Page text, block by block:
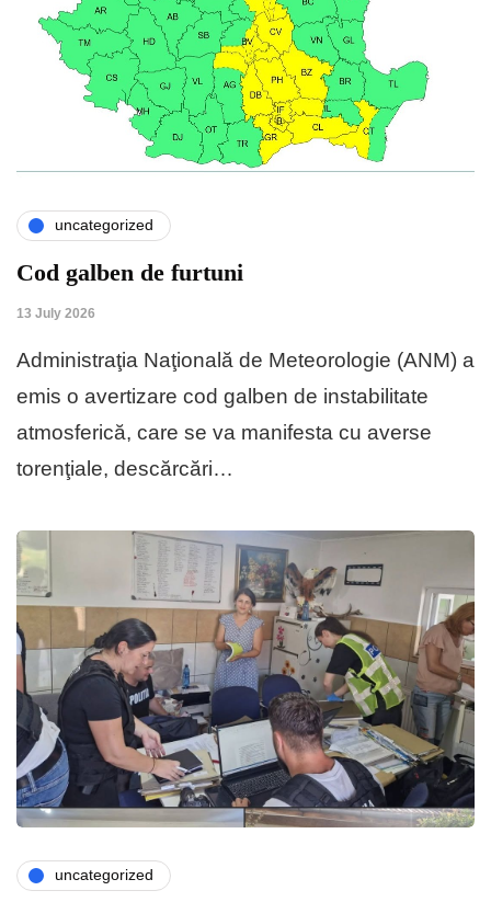
uncategorized
Cod galben de furtuni
13 July 2026
Administraţia Naţională de Meteorologie (ANM) a
emis o avertizare cod galben de instabilitate
atmosferică, care se va manifesta cu averse
torenţiale, descărcări…
uncategorized